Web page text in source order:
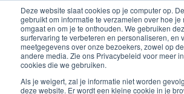
Deze website slaat cookies op je computer op.
gebruikt om informatie te verzamelen over hoe je
omgaat en om je te onthouden. We gebruiken
surfervaring te verbeteren en personaliseren, en
meetgegevens over onze bezoekers, zowel op
andere media. Zie ons Privacybeleid voor meer
cookies die we gebruiken.
Als je weigert, zal je informatie niet worden
deze website. Er wordt een kleine cookie in je
Ga
naar
de
inhoud